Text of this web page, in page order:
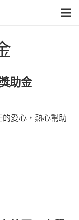
助金
愛心，熱心幫助